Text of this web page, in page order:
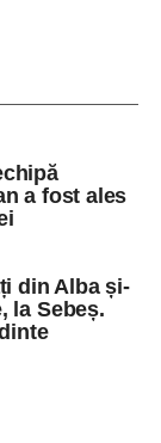
a fost ales
din Alba și-
la Sebeș.